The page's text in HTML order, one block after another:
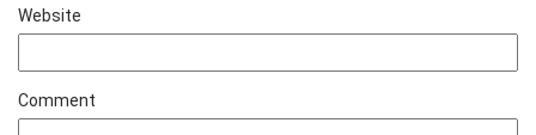
Website
Comment